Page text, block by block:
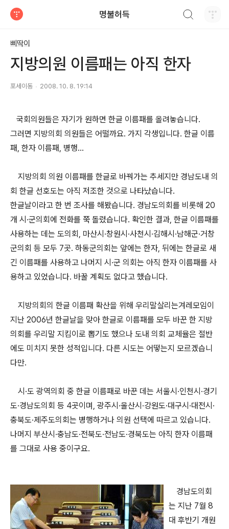
명불허득
삐딱이
지방의원 이름패는 아직 한자
포세이동 2008. 10. 8. 19:14
국회의원들은 자기가 원하면 한글 이름패를 올려놓습니다.
그러면 지방의회 의원들은 어떨까요. 가지 각생입니다. 한글 이름
패, 한자 이름패, 병행...
지방의회 의원 이름패를 한글로 바꿔가는 추세지만 경남도내 의
회 한글 선호도는 아직 저조한 것으로 나타났습니다.
한글날이라고 한 번 조사를 해봤습니다. 경남도의회를 비롯해 20
개 시·군의회에 전화를 쭉 돌렸습니다. 확인한 결과, 한글 이름패를
사용하는 데는 도의회, 마산시·창원시·사천시·김해시·남해군·거창
군의회 등 모두 7곳. 하동군의회는 앞에는 한자, 뒤에는 한글로 새
긴 이름패를 사용하고 나머지 시·군 의회는 아직 한자 이름패를 사
용하고 있었습니다. 바꿀 계획도 없다고 했습니다.
지방의회의 한글 이름패 확산을 위해 우리말살리는겨레모임이
지난 2006년 한글날을 맞아 한글로 이름패를 모두 바꾼 한 지방
의회를 우리말 지킴이로 뽑기도 했으나 도내 의회 교체율은 절반
에도 미치지 못한 성적입니다. 다른 시도는 어떻는지 모르겠습니
다만.
시·도 광역의회 중 한글 이름패로 바꾼 데는 서울시·인천시·경기
도·경남도의회 등 4곳이며, 광주시·울산시·강원도·대구시·대전시·
충북도·제주도의회는 병행하거나 의원 선택에 따르고 있습니다.
나머지 부산시·충남도·전북도·전남도·경북도는 아직 한자 이름패
를 그대로 사용 중이구요.
경남도의회
는 지난 7월 8
대 후반기 개원